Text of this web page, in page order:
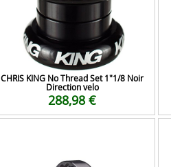
CHRIS KING No Thread Set 1"1/8 Noir
Direction velo
288,98 €